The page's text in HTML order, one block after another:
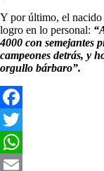
Y por último, el nacido
logro en lo personal:
4000 con semejantes
campeones detrás, y
orgullo bárbaro”.
Facebook
Twitter
WhatsApp